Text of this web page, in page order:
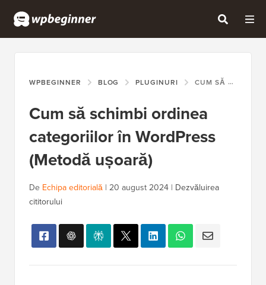
WPBEGINNER BLOG PLUGINURI CUM SĂ SCHIMBI ORDINEA CATEGORIILOR ÎN WORDPRESS (METODĂ UȘOARĂ)
Cum să schimbi ordinea
categoriilor în WordPress
(Metodă ușoară)
De Echipa editorială | 20 august 2024 | Dezvăluirea
cititorului